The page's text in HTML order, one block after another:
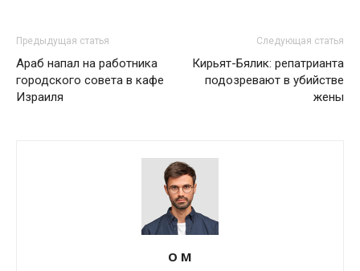
Предыдущая статья
Араб напал на работника
городского совета в кафе
Израиля
Следующая статья
Кирьят-Бялик: репатрианта
подозревают в убийстве
жены
О М